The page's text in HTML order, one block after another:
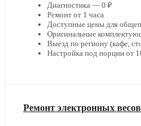
Диагностика — 0 ₽
Ремонт от 1 часа
Доступные цены для
Оригинальные
Выезд по региону (кафе,
Настройка под порции от
Ремонт электронных